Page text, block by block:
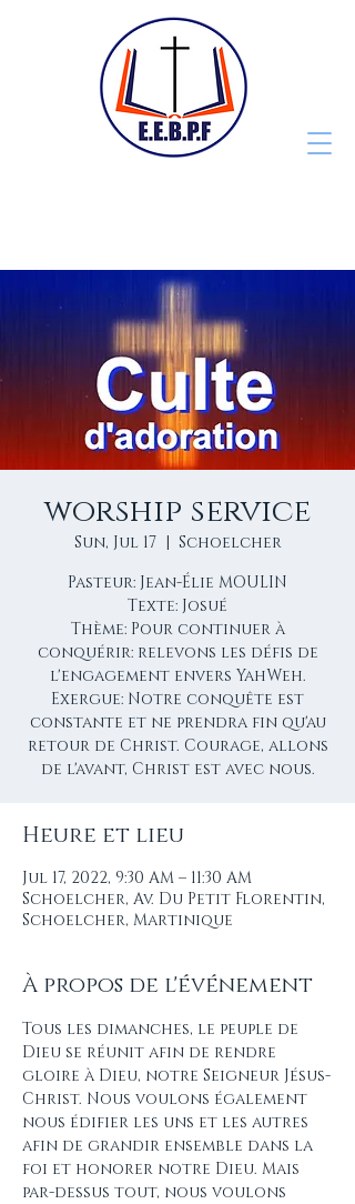
worship service
Sun, Jul 17
  |
Schoelcher
Pasteur: Jean-Élie MOULIN
Texte: Josué
Thème: Pour continuer à
conquérir: relevons les défis de
l'engagement envers YahWeh.
Exergue: Notre conquête est
constante et ne prendra fin qu'au
retour de Christ. Courage, allons
de l'avant, Christ est avec nous.
Heure et lieu
Jul 17, 2022, 9:30 AM – 11:30 AM
Schoelcher, Av. Du Petit Florentin,
Schoelcher, Martinique
À propos de l'événement
Tous les dimanches, le peuple de
Dieu se réunit afin de rendre
gloire à Dieu, notre Seigneur Jésus-
Christ. Nous voulons également
nous édifier les uns et les autres
afin de grandir ensemble dans la
foi et honorer notre Dieu. Mais
par-dessus tout, nous voulons